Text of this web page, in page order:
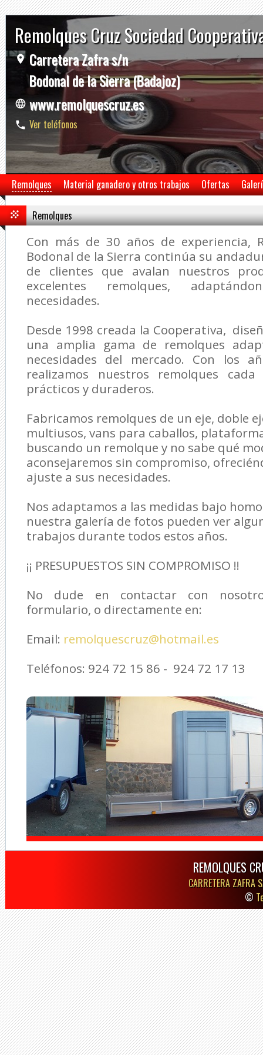
Remolques Cruz Sociedad
Carretera Zafra s/n
Bodonal de la Sierra (Badajoz)
www.remolquescruz.es
Ver teléfonos
Remolques Material ganadero y otros trabajos Ofertas
Remolques
Con más de 30 años de experiencia,
Bodonal de la Sierra continúa su
de clientes que avalan nuestros
excelentes remolques,
necesidades.
Desde 1998 creada la Cooperativa,
una amplia gama de remolques
necesidades del mercado. Con los
realizamos nuestros remolques
prácticos y duraderos.
Fabricamos remolques de un eje, doble
multiusos, vans para caballos,
buscando un remolque y no sabe qué
aconsejaremos sin compromiso,
ajuste a sus necesidades.
Nos adaptamos a las medidas bajo
nuestra galería de fotos pueden ver
trabajos durante todos estos años.
¡¡ PRESUPUESTOS SIN COMPROMISO !!
No dude en contactar con
formulario, o directamente en:
Email: remolquescruz@hotmail.es
Teléfonos: 924 72 15 86 - 924 72 17 13
REMOLQUES
CARRETERA
©